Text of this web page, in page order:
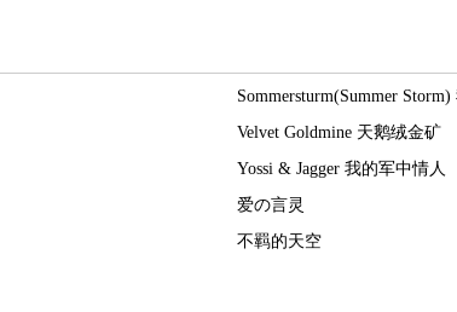
Sommersturm(Summer
Velvet Goldmine 天鹅绒金矿
Yossi & Jagger 我的军中情人
爱の言灵
不羁的天空